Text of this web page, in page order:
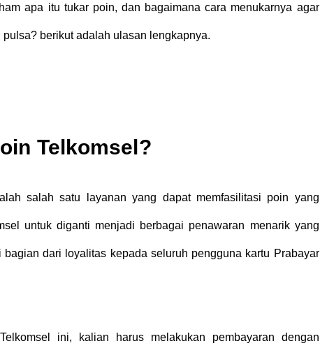
apa itu tukar poin, dan bagaimana cara menukarnya agar
berikut adalah ulasan lengkapnya.
Telkomsel?
salah satu layanan yang dapat memfasilitasi poin yang
untuk diganti menjadi berbagai penawaran menarik yang
dari loyalitas kepada seluruh pengguna kartu Prabayar
ini, kalian harus melakukan pembayaran dengan